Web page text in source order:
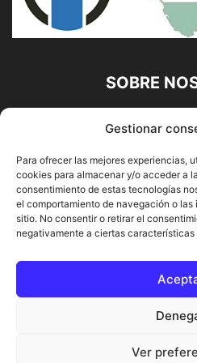
Gestionar
Para ofrecer las mejores experiencias,
cookies para almacenar y/o acceder a
consentimiento de estas tecnologías
el comportamiento de navegación o
sitio. No consentir o retirar el
negativamente a ciertas
Ver
SOBRE
Diario Alhaurín
Francisco E. López López |
Alhaurín de la Torre,
Contáctanos:
© DIARIO ALHAURÍN | Diseñado